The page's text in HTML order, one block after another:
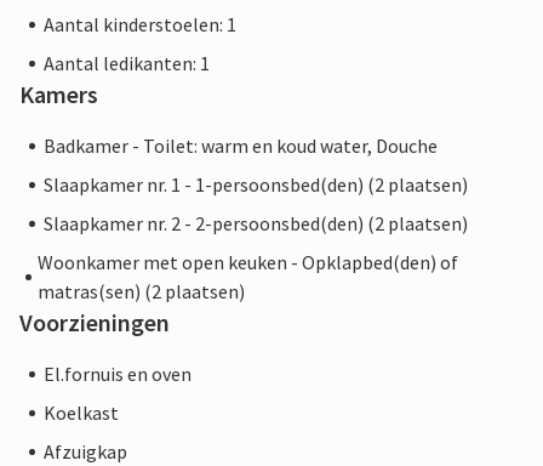
Aantal kinderstoelen: 1
Aantal ledikanten: 1
Kamers
Badkamer - Toilet: warm en koud water, Douche
Slaapkamer nr. 1 - 1-persoonsbed(den) (2 plaatsen)
Slaapkamer nr. 2 - 2-persoonsbed(den) (2 plaatsen)
Woonkamer met open keuken - Opklapbed(den) of
matras(sen) (2 plaatsen)
Voorzieningen
El.fornuis en oven
Koelkast
Afzuigkap